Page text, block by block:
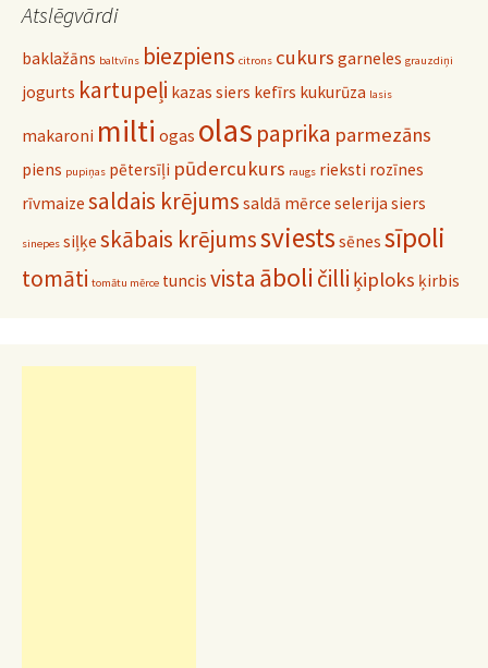
Atslēgvārdi
baklažāns baltvīns biezpiens citrons cukurs garneles grauzdiņi
jogurts kartupeļi kazas siers kefīrs kukurūza lasis
makaroni milti ogas olas paprika parmezāns
piens pupiņas pētersīļi pūdercukurs raugs rieksti rozīnes
rīvmaize saldais krējums saldā mērce selerija siers
sinepes siļķe skābais krējumssviestssēnes sīpoli
tomāti tomātu mērce tuncis vista āboli čilli ķiploks ķirbis